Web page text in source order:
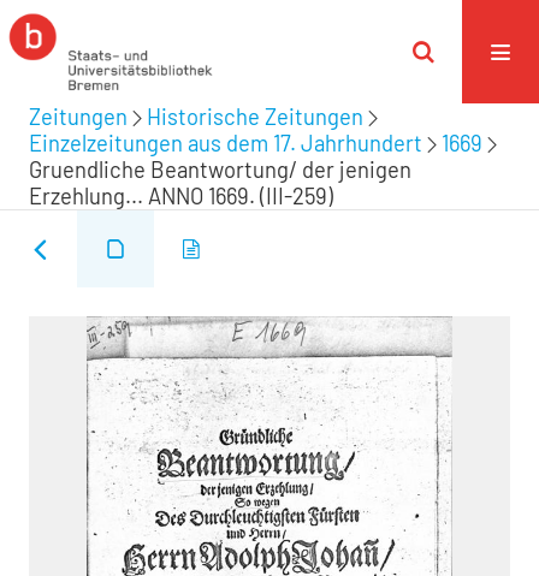
Zeitungen
Historische Zeitungen
Einzelzeitungen aus dem 17. Jahrhundert
1669
Gruendliche Beantwortung/ der jenigen
Erzehlung... ANNO 1669. (III-259)